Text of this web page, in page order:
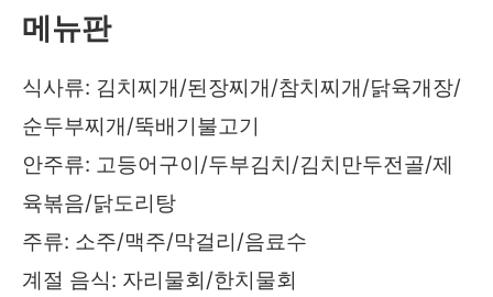
메뉴판
식사류: 김치찌개/된장찌개/참치찌개/닭육개장/
순두부찌개/뚝배기불고기
안주류: 고등어구이/두부김치/김치만두전골/제
육볶음/닭도리탕
주류: 소주/맥주/막걸리/음료수
계절 음식: 자리물회/한치물회